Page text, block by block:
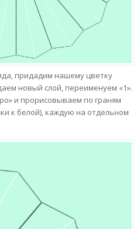
придадим нашему цветку
новый слой, переименуем «1».
и прорисовываем по граням
к белой), каждую на отдельном